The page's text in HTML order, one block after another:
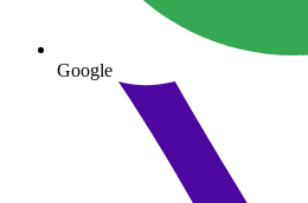
Google